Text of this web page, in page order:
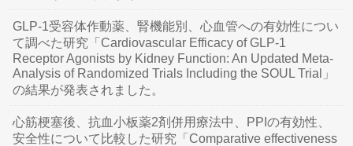
GLP-1受容体作動薬、腎機能別、心血管への有効性につい
て調べた研究「Cardiovascular Efficacy of GLP-1
Receptor Agonists by Kidney Function: An Updated Meta-
Analysis of Randomized Trials Including the SOUL Trial」
の結果が発表されました。
心筋梗塞後、抗血小板薬2剤併用療法中、PPIの有効性、
安全性について比較した研究「Comparative effectiveness